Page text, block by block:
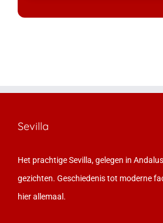
Sevilla
Het prachtige Sevilla, gelegen in
gezichten. Geschiedenis tot moderne
hier allemaal.